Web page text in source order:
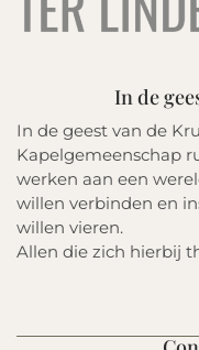
In de
In de geest van de
Kapelgemeenschap
werken aan een
willen verbinden en
willen vieren.
Allen die zich hierbij